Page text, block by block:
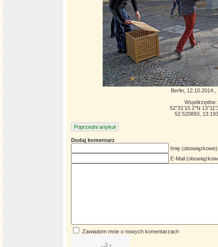
Berlin, 12.10.2014.,
Współrzędne:
52°31'15.2"N
52.520893,
Poprzedni artykuł
Dodaj komentarz
Imię (obowiązkowe)
E-Mail
Zawiadom mnie o nowych komentarzach